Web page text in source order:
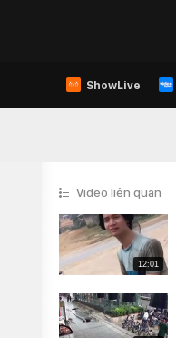
ShowLive
Video liên quan
12:01